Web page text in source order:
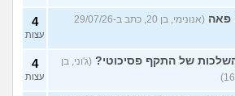
פאה
(אנונימי, בן 20, כתב ב-29/07/26
4
עצות
של התקף פסיכוטי? (ג'וני, בן
4
עצות